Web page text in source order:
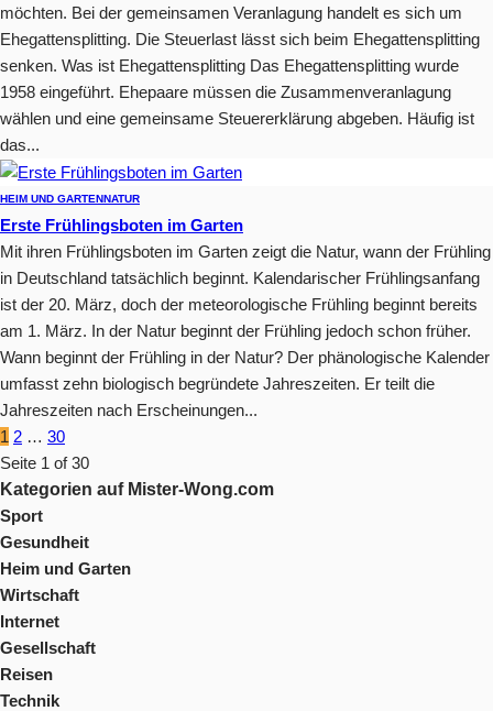
möchten. Bei der gemeinsamen Veranlagung handelt es sich um
Ehegattensplitting. Die Steuerlast lässt sich beim Ehegattensplitting
senken. Was ist Ehegattensplitting Das Ehegattensplitting wurde
1958 eingeführt. Ehepaare müssen die Zusammenveranlagung
wählen und eine gemeinsame Steuererklärung abgeben. Häufig ist
das...
HEIM UND GARTENNATUR
Erste Frühlingsboten im Garten
Mit ihren Frühlingsboten im Garten zeigt die Natur, wann der Frühling
in Deutschland tatsächlich beginnt. Kalendarischer Frühlingsanfang
ist der 20. März, doch der meteorologische Frühling beginnt bereits
am 1. März. In der Natur beginnt der Frühling jedoch schon früher.
Wann beginnt der Frühling in der Natur? Der phänologische Kalender
umfasst zehn biologisch begründete Jahreszeiten. Er teilt die
Jahreszeiten nach Erscheinungen...
1 2 … 30
Seite 1 of 30
Kategorien auf Mister-Wong.com
Sport
Gesundheit
Heim und Garten
Wirtschaft
Internet
Gesellschaft
Reisen
Technik